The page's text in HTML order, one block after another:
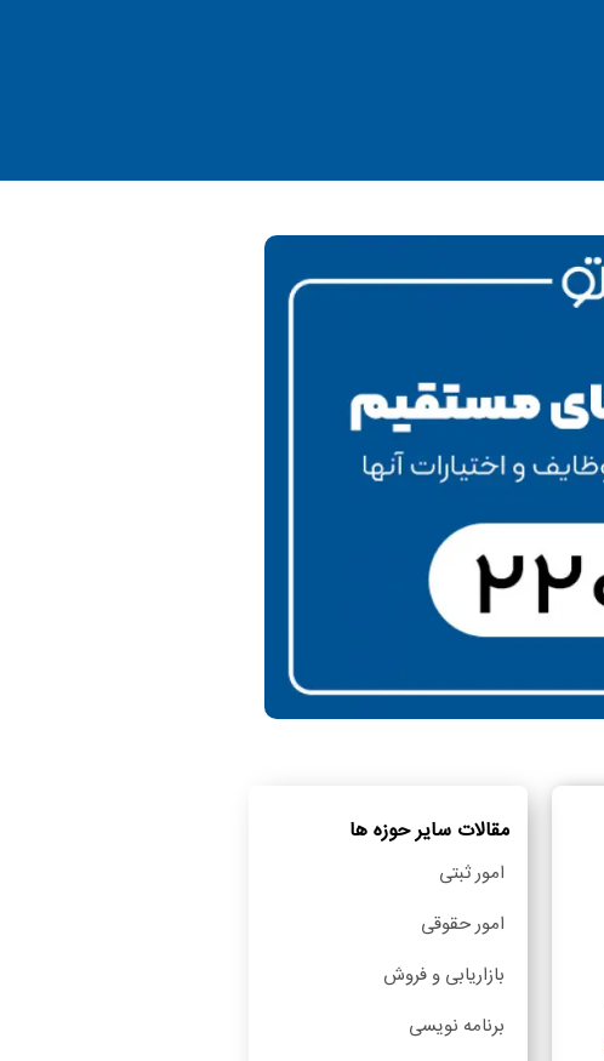
مقالات سایر حوزه ها
امور ثبتی
امور حقوقی
بازاریابی و فروش
برنامه نویسی